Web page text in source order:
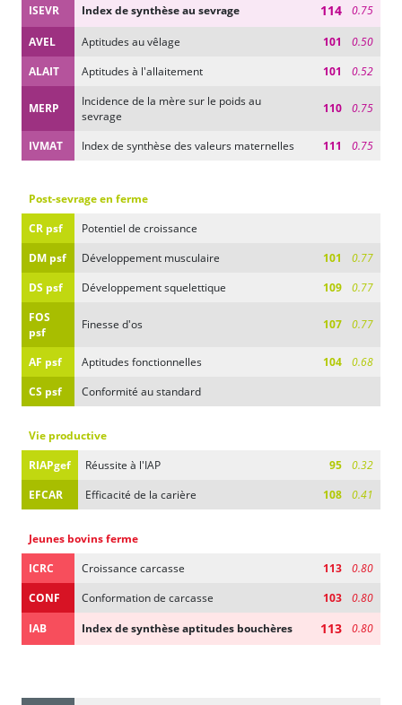
ISEVR
Index de synthèse au sevrage 114 0.75
AVEL Aptitudes au vêlage 101
0.50
ALAIT
Aptitudes à l'allaitement 101 0.52
MERP
Incidence de la mère sur le poids au
sevrage
110 0.75
IVMAT Index de synthèse des valeurs maternelles 111 0.75
Post-sevrage en ferme
CR psf
Potentiel de croissance
DM psf
Développement musculaire 101
0.77
DS psf
Développement squelettique 109
0.77
FOS
psf
Finesse d'os 107 0.77
AF psf Aptitudes fonctionnelles 104
0.68
CS psf
Conformité au standard
Vie productive
RIAPgef
Réussite à l'IAP 95
0.32
EFCAR
Efficacité de la carière 108 0.41
Jeunes bovins ferme
ICRC
Croissance carcasse 113
0.80
CONF
Conformation de carcasse 103
0.80
IAB
Index de synthèse aptitudes bouchères 113 0.80